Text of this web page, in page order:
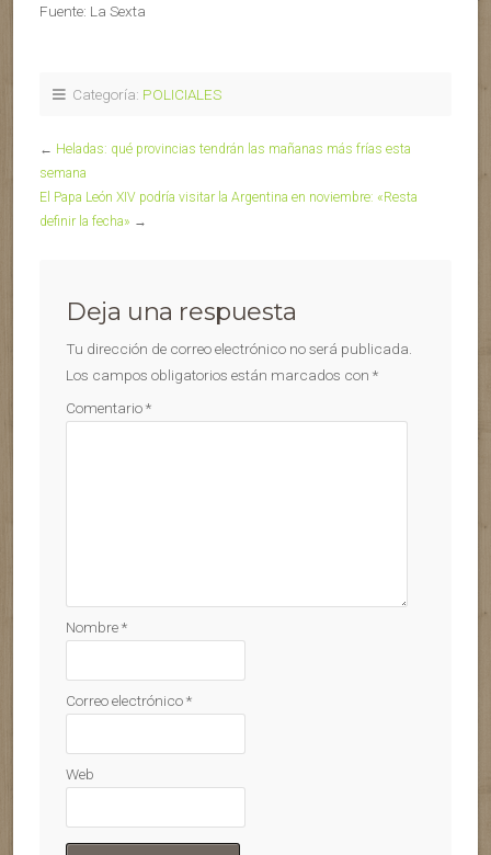
Fuente: La Sexta
Categoría: POLICIALES
← Heladas: qué provincias tendrán las mañanas más frías esta
semana
El Papa León XIV podría visitar la Argentina en noviembre: «Resta
definir la fecha» →
Deja una respuesta
Tu dirección de correo electrónico no será publicada.
Los campos obligatorios están marcados con *
Comentario*
Nombre*
Correo electrónico*
Web